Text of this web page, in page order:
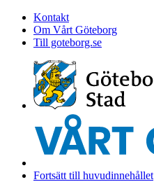
Kontakt
Om Vårt Göteborg
Till goteborg.se
Fortsätt till huvudinnehållet